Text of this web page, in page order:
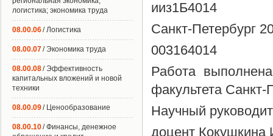
ииз1Б4014
Санкт-Петербург
003164014
Работа
факультета Санкт-
Научный
доцент
логистика; экономика труда
08.00.06/ Логистика
08.00.07/ Экономика труда
08.00.08/ Эффективность
капитальных вложений и новой
техники
08.00.09/ Ценообразование
08.00.10/ Финансы, денежное